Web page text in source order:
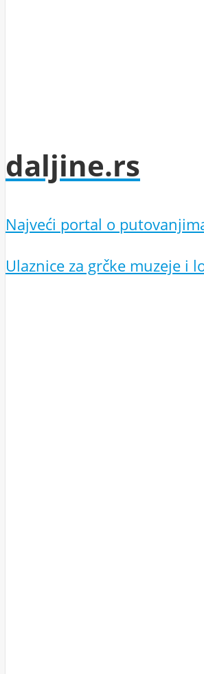
daljine.rs
Najveći portal o
Ulaznice za grčke muzeje i